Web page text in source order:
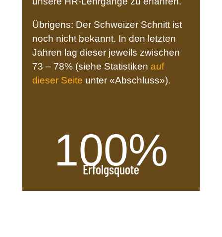
Übrigens: Der Schweizer Schnitt ist
noch nicht bekannt. In den letzten
Jahren lag dieser jeweils zwischen
73 – 78% (siehe Statistiken auf
dieser Seite unter «Abschluss»).
100%
Erfolgsquote